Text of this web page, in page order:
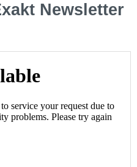
Newsletter